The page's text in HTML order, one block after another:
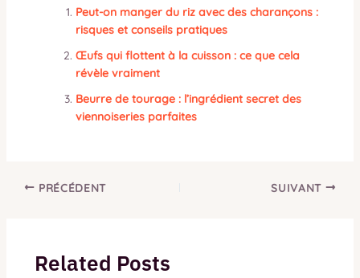
Peut-on manger du riz avec des charançons :
risques et conseils pratiques
Œufs qui flottent à la cuisson : ce que cela
révèle vraiment
Beurre de tourage : l’ingrédient secret des
viennoiseries parfaites
PRÉCÉDENT SUIVANT
Related Posts